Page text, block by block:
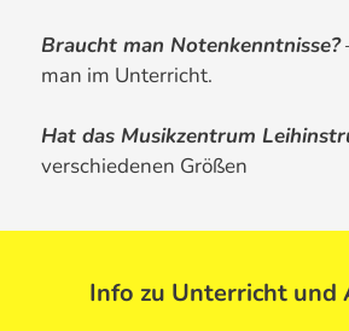
Braucht man Notenkenntnisse?
man im Unterricht.
Hat das Musikzentrum
verschiedenen Größen
Info zu Unterricht und